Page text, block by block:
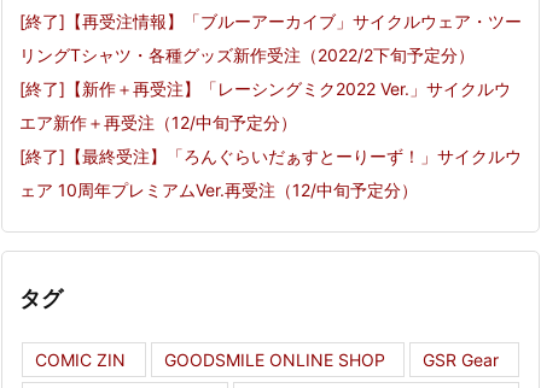
[終了]【再受注情報】「ブルーアーカイブ」サイクルウェア・ツー
リングTシャツ・各種グッズ新作受注（2022/2下旬予定分）
[終了]【新作＋再受注】「レーシングミク2022 Ver.」サイクルウ
エア新作＋再受注（12/中旬予定分）
[終了]【最終受注】「ろんぐらいだぁすとーりーず！」サイクルウ
ェア 10周年プレミアムVer.再受注（12/中旬予定分）
タグ
COMIC ZIN GOODSMILE ONLINE SHOP
GSR Gear